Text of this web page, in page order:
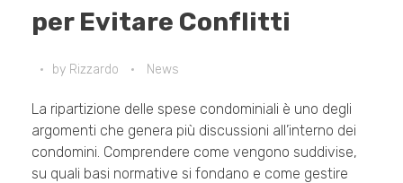
per Evitare Conflitti
by Rizzardo News
La ripartizione delle spese condominiali è uno degli
argomenti che genera più discussioni all’interno dei
condomini. Comprendere come vengono suddivise,
su quali basi normative si fondano e come gestire